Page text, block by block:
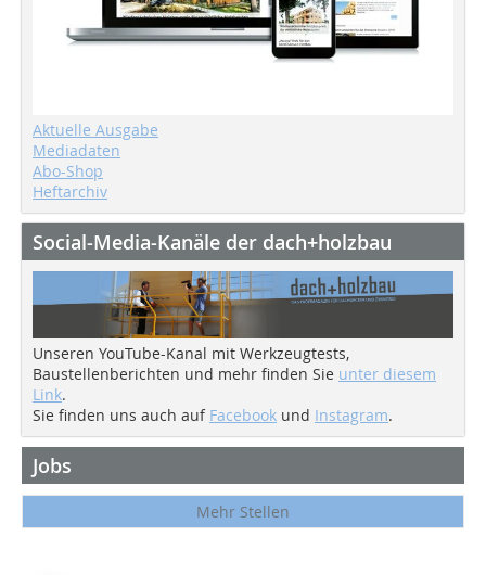
Aktuelle Ausgabe
Mediadaten
Abo-Shop
Heftarchiv
Social-Media-Kanäle der dach+holzbau
Unseren YouTube-Kanal mit Werkzeugtests,
Baustellenberichten und mehr finden Sie unter diesem
Link.
Sie finden uns auch auf Facebook und Instagram.
Jobs
Mehr Stellen